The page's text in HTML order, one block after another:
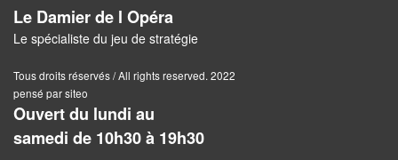
Enquête
Jeux
évolutifs
Jeux
abstraits
Le Damier de l Opéra
Le spécialiste du jeu de stratégie
Tous droits réservés / All rights reserved. 2022
pensé par siteo
Ouvert du lundi au
samedi de 10h30 à 19h30